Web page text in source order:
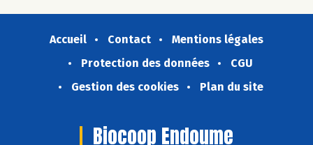
Accueil Contact
Mentions légales
Protection des données
CGU
Gestion des cookies
Plan du site
Biocoop Endoume